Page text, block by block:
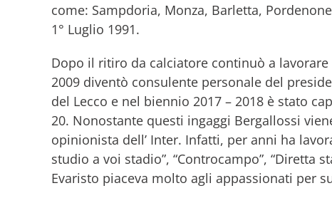
come: Sampdoria, Monza, Barletta,
1° Luglio 1991.
Dopo il ritiro da calciatore continuò a
2009 diventò consulente personale del
del Lecco e nel biennio 2017 – 2018 è stato
20. Nonostante questi ingaggi Bergallossi
opinionista dell’ Inter. Infatti, per anni ha
studio a voi stadio”, “Controcampo”, “Diretta
Evaristo piaceva molto agli appassionati per